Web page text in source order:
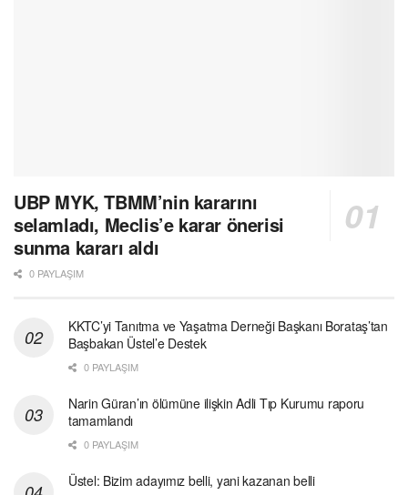
UBP MYK, TBMM’nin kararını
selamladı, Meclis’e karar önerisi
sunma kararı aldı
0 PAYLAŞIM
KKTC’yi Tanıtma ve Yaşatma Derneği Başkanı Borataş’tan
Başbakan Üstel’e Destek
0 PAYLAŞIM
Narin Güran’ın ölümüne ilişkin Adli Tıp Kurumu raporu
tamamlandı
0 PAYLAŞIM
Üstel: Bizim adayımız belli, yani kazanan belli